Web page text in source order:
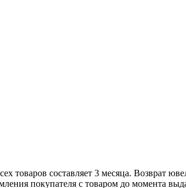
товаров составляет 3 месяца. Возврат
покупателя с товаром до момента